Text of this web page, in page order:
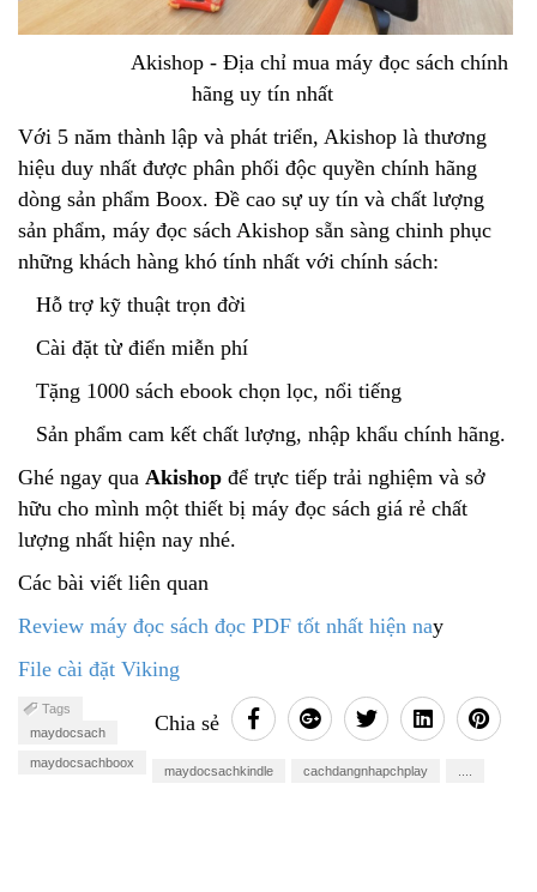
Akishop - Địa chỉ mua máy đọc sách chính
hãng uy tín nhất
Với 5 năm thành lập và phát triển, Akishop là thương
hiệu duy nhất được phân phối độc quyền chính hãng
dòng sản phẩm Boox. Đề cao sự uy tín và chất lượng
sản phẩm, máy đọc sách Akishop sẵn sàng chinh phục
những khách hàng khó tính nhất với chính sách:
Hỗ trợ kỹ thuật trọn đời
Cài đặt từ điển miễn phí
Tặng 1000 sách ebook chọn lọc, nổi tiếng
Sản phẩm cam kết chất lượng, nhập khẩu chính hãng.
Ghé ngay qua Akishop để trực tiếp trải nghiệm và sở
hữu cho mình một thiết bị máy đọc sách giá rẻ chất
lượng nhất hiện nay nhé.
Các bài viết liên quan
Review máy đọc sách đọc PDF tốt nhất hiện nay
File cài đặt Viking
Chia sẻ
Tags
maydocsach
maydocsachboox
maydocsachkindle cachdangnhapchplay